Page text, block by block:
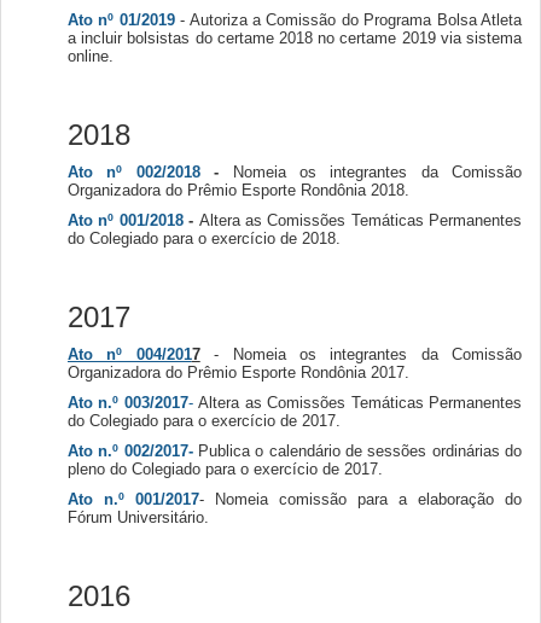
Ato nº 01/2019- Autoriza a Comissão do Programa Bolsa Atleta
a incluir bolsistas do certame 2018 no certame 2019 via sistema
online.
2018
Ato nº 002/2018-
Nomeia os integrantes da Comissão
Organizadora do Prêmio Esporte Rondônia 2018.
Ato nº 001/2018- Altera as Comissões Temáticas Permanentes
do Colegiado para o exercício de 2018.
2017
Ato nº 004/2017- Nomeia os integrantes da Comissão
Organizadora do Prêmio Esporte Rondônia 2017.
Ato n.º 003/2017-Altera as Comissões Temáticas Permanentes
do Colegiado para o exercício de 2017.
Ato n.º 002/2017-Publica o calendário de sessões ordinárias do
pleno do Colegiado para o exercício de 2017.
Ato n.º 001/2017- Nomeia comissão para a elaboração do
Fórum Universitário.
2016